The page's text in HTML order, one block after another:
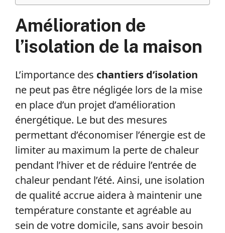
Amélioration de
l’isolation de la maison
L’importance des chantiers d’isolation
ne peut pas être négligée lors de la mise
en place d’un projet d’amélioration
énergétique. Le but des mesures
permettant d’économiser l’énergie est de
limiter au maximum la perte de chaleur
pendant l’hiver et de réduire l’entrée de
chaleur pendant l’été. Ainsi, une isolation
de qualité accrue aidera à maintenir une
température constante et agréable au
sein de votre domicile, sans avoir besoin